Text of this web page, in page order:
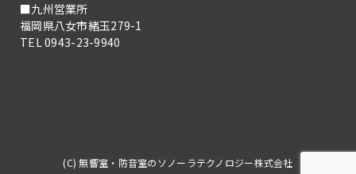
■九州営業所
福岡県八女市緒玉279-1
TEL 0943-23-9940
(C) 無響室・防音室のソノーラテクノロジー株式会社